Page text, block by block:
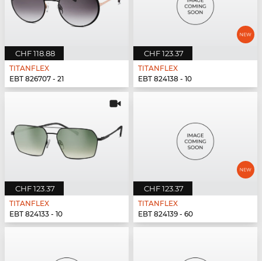
CHF 118.88
TITANFLEX
EBT 826707 - 21
CHF 123.37
TITANFLEX
EBT 824138 - 10
CHF 123.37
TITANFLEX
EBT 824133 - 10
CHF 123.37
TITANFLEX
EBT 824139 - 60